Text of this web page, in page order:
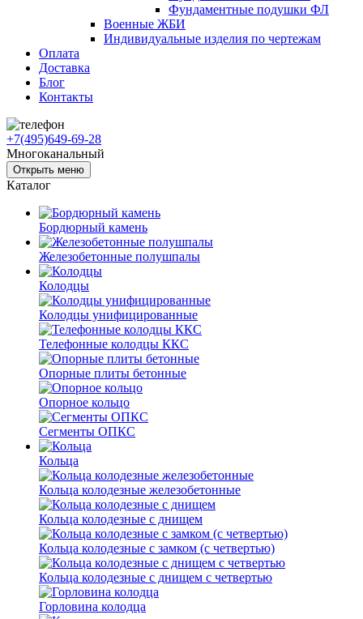
Фундаментные подушки ФЛ
Военные ЖБИ
Индивидуальные изделия по чертежам
Оплата
Доставка
Блог
Контакты
+7(495)649-69-28
Многоканальный
Открыть меню
Каталог
Бордюрный камень
Железобетонные полушпалы
Колодцы
Колодцы унифицированные
Телефонные колодцы ККС
Опорные плиты бетонные
Опорное кольцо
Сегменты ОПКС
Кольца
Кольца колодезные железобетонные
Кольца колодезные с днищем
Кольца колодезные с замком (с четвертью)
Кольца колодезные с днищем с четвертью
Горловина колодца